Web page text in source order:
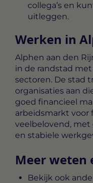
collega’s en
uitleggen.
Werken in
Alphen aan den
in de randstad
sectoren. De stad
organisaties aan
goed financieel
arbeidsmarkt voor
veelbelovend, met
en stabiele
Meer weten
Bekijk ook